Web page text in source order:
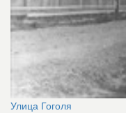
Улица Гоголя